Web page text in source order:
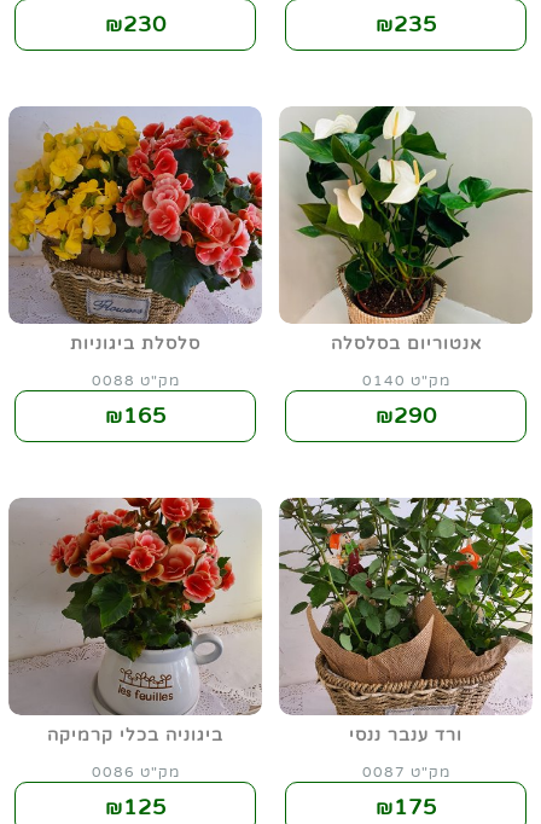
₪235
₪230
אנטוריום בסלסלה
מק"ט 0140
₪290
סלסלת ביגוניות
מק"ט 0088
₪165
ורד ענבר ננסי
מק"ט 0087
₪175
ביגוניה בכלי קרמיקה
מק"ט 0086
₪125